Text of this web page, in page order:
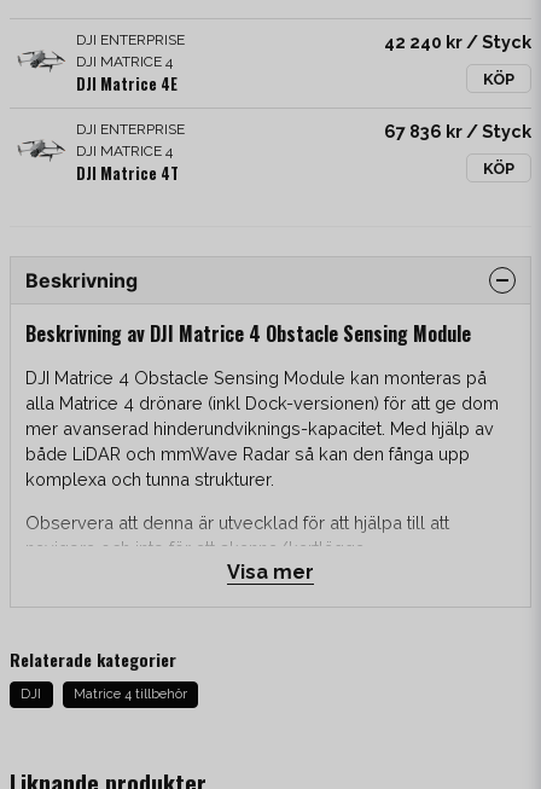
DJI ENTERPRISE
DJI MATRICE 4
DJI Matrice 4E
42 240 kr / Styck
KÖP
DJI ENTERPRISE
DJI MATRICE 4
DJI Matrice 4T
67 836 kr / Styck
KÖP
Beskrivning
Beskrivning av DJI Matrice 4 Obstacle Sensing Module
DJI Matrice 4 Obstacle Sensing Module kan monteras på
alla Matrice 4 drönare (inkl Dock-versionen) för att ge dom
mer avanserad hinderundviknings-kapacitet. Med hjälp av
både LiDAR och mmWave Radar så kan den fånga upp
komplexa och tunna strukturer.
Observera att denna är utvecklad för att hjälpa till att
navigera och inte för att skanna/kartlägga.
Flyg i komplexa miljöer som trafostationer
Kan fånga 12mm kablar
Kombinerar LiDAR och Radar
Visa mer
Relaterade kategorier
DJI Matrice 4 tillbehör